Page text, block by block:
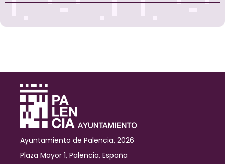
Ayuntamiento de Palencia, 2026
Plaza Mayor 1, Palencia, España